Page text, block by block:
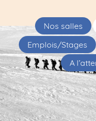
Nos salles
Emplois/Stages
A